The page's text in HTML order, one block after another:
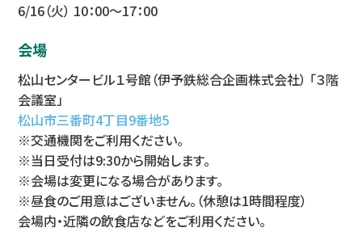
6/16（火） 10：00～17：00
会場
松山センタービル１号館（伊予鉄総合企画株式会社） 「３階
会議室」
松山市三番町4丁目9番地5
※交通機関をご利用ください。
※当日受付は9:30から開始します。
※会場は変更になる場合があります。
※昼食のご用意はございません。（休憩は1時間程度）
会場内・近隣の飲食店などをご利用ください。